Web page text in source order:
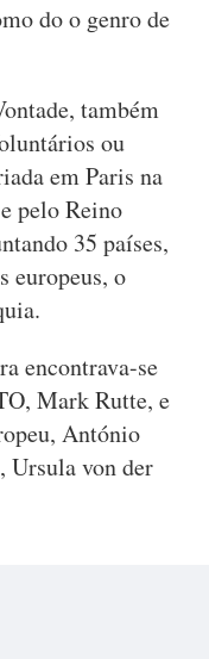
do o genro de
também
ou
em Paris na
pelo Reino
35 países,
europeus, o
encontrava-se
Mark Rutte, e
António
Ursula von der